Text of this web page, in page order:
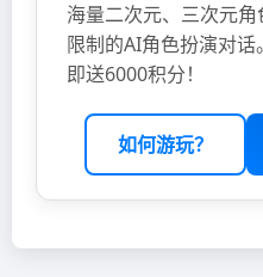
海量二次元、三次元
限制的AI角色扮演对
即送6000积分！
如何游玩？